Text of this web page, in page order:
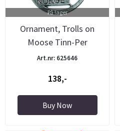
På lager
Ornament, Trolls on
Moose Tinn-Per
Art.nr: 625646
138,-
Buy Now